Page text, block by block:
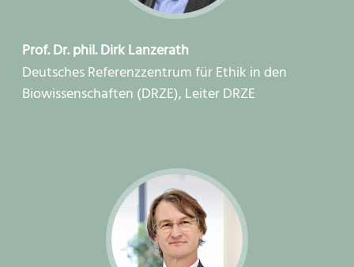
Prof. Dr. phil. Dirk Lanzerath
Deutsches Referenzzentrum für Ethik in den
Biowissenschaften (DRZE), Leiter DRZE